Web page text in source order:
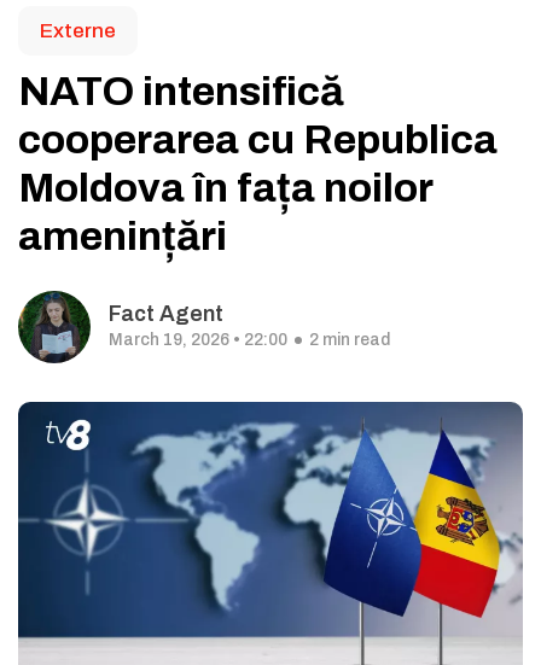
Externe
NATO intensifică
cooperarea cu Republica
Moldova în fața noilor
amenințări
Fact Agent
March 19, 2026 • 22:00 2 min read